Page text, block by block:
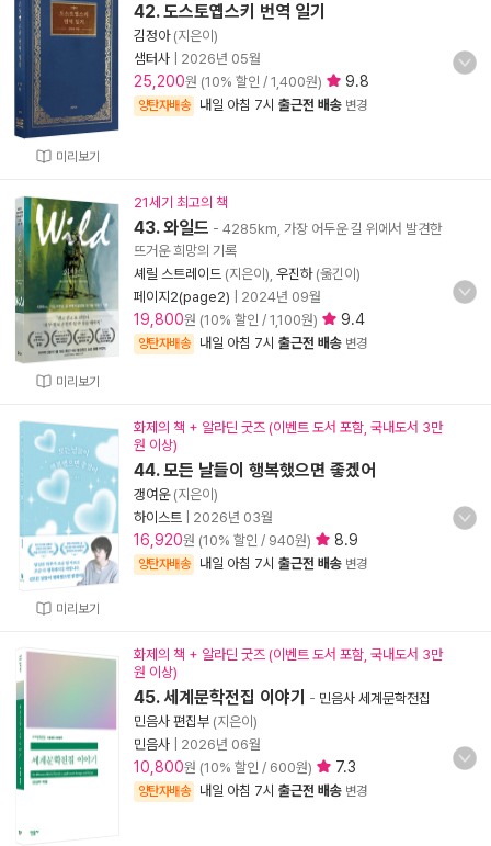
미리보기
42. 도스토옙스키 번역 일기
김정아(지은이)
샘터사
2026년 05월
25,200원 (10% 할인 / 1,400원) 9.8
양탄자배송 내일 아침 7시 출근전 배송 변경
미리보기
21세기 최고의 책
43. 와일드 - 4285km, 가장 어두운 길 위에서 발견한
뜨거운 희망의 기록
셰릴 스트레이드 (지은이), 우진하(옮긴이)
페이지2(page2)
2024년 09월
19,800원 (10% 할인 / 1,100원) 9.4
양탄자배송 내일 아침 7시 출근전 배송 변경
미리보기
화제의 책 + 알라딘 굿즈 (이벤트 도서 포함, 국내도서 3만
원 이상)
44. 모든 날들이 행복했으면 좋겠어
갱여운(지은이)
하이스트
2026년 03월
16,920원 (10% 할인 / 940원) 8.9
양탄자배송 내일 아침 7시 출근전 배송 변경
화제의 책 + 알라딘 굿즈 (이벤트 도서 포함, 국내도서 3만
원 이상)
45. 세계문학전집 이야기 - 민음사 세계문학전집
민음사 편집부 (지은이)
민음사
2026년 06월
10,800원 (10% 할인 / 600원) 7.3
양탄자배송 내일 아침 7시 출근전 배송 변경